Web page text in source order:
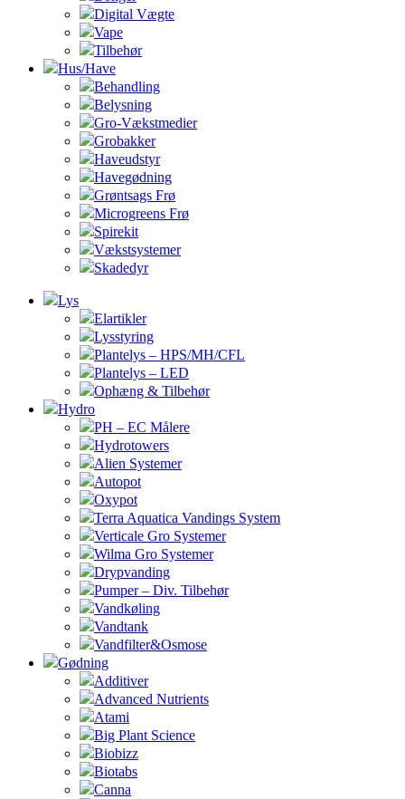
Digital Vægte
Vape
Tilbehør
Hus/Have
Behandling
Belysning
Gro-Vækstmedier
Grobakker
Haveudstyr
Havegødning
Grøntsags Frø
Microgreens Frø
Spirekit
Vækstsystemer
Skadedyr
Lys
Elartikler
Lysstyring
Plantelys – HPS/MH/CFL
Plantelys – LED
Ophæng & Tilbehør
Hydro
PH – EC Målere
Hydrotowers
Alien Systemer
Autopot
Oxypot
Terra Aquatica Vandings System
Verticale Gro Systemer
Wilma Gro Systemer
Drypvanding
Pumper – Div. Tilbehør
Vandkøling
Vandtank
Vandfilter&Osmose
Gødning
Additiver
Advanced Nutrients
Atami
Big Plant Science
Biobizz
Biotabs
Canna